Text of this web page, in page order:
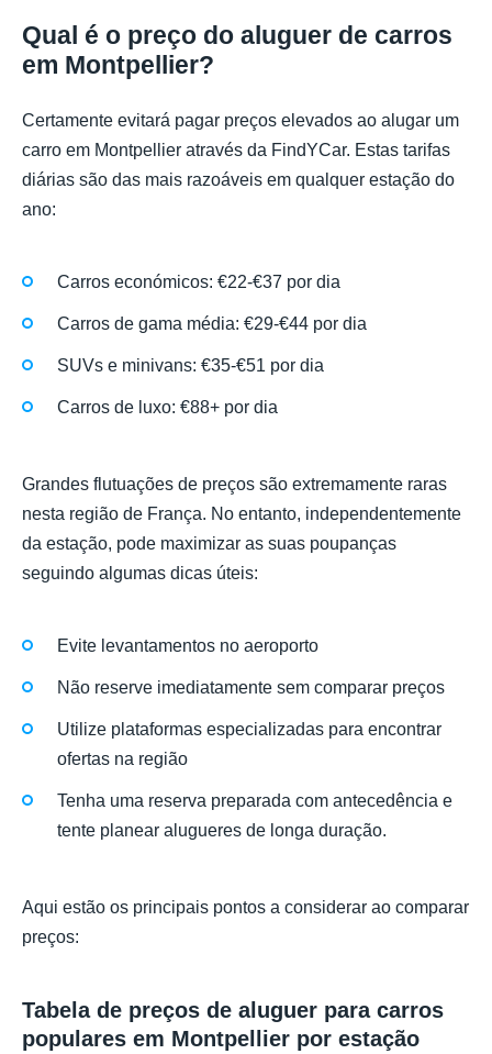
Qual é o preço do aluguer de carros
em Montpellier?
Certamente evitará pagar preços elevados ao alugar um
carro em Montpellier através da FindYCar. Estas tarifas
diárias são das mais razoáveis em qualquer estação do
ano:
Carros económicos: €22-€37 por dia
Carros de gama média: €29-€44 por dia
SUVs e minivans: €35-€51 por dia
Carros de luxo: €88+ por dia
Grandes flutuações de preços são extremamente raras
nesta região de França. No entanto, independentemente
da estação, pode maximizar as suas poupanças
seguindo algumas dicas úteis:
Evite levantamentos no aeroporto
Não reserve imediatamente sem comparar preços
Utilize plataformas especializadas para encontrar
ofertas na região
Tenha uma reserva preparada com antecedência e
tente planear alugueres de longa duração.
Aqui estão os principais pontos a considerar ao comparar
preços:
Tabela de preços de aluguer para carros
populares em Montpellier por estação